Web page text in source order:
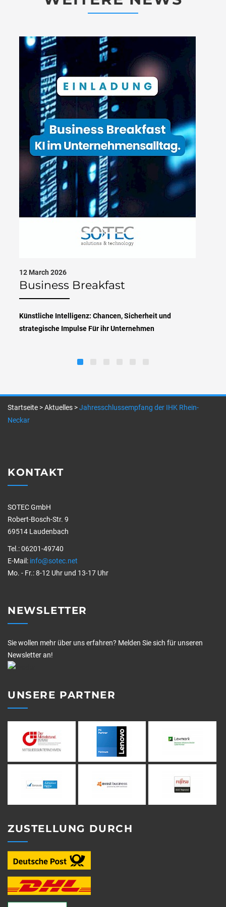
12 March 2026
Business Breakfast
Künstliche Intelligenz: Chancen, Sicherheit und
strategische Impulse Für ihr Unternehmen
Startseite >Aktuelles >Jahresschlussempfang der IHK Rhein-
Neckar
KONTAKT
SOTEC GmbH
Robert-Bosch-Str. 9
69514 Laudenbach
Tel.: 06201-49740
E-Mail: info@sotec.net
Mo. - Fr.: 8-12 Uhr und 13-17 Uhr
NEWSLETTER
Sie wollen mehr über uns erfahren? Melden Sie sich für unseren
Newsletter an!
UNSERE PARTNER
ZUSTELLUNG DURCH